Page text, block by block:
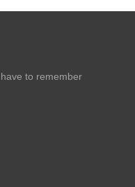
to remember